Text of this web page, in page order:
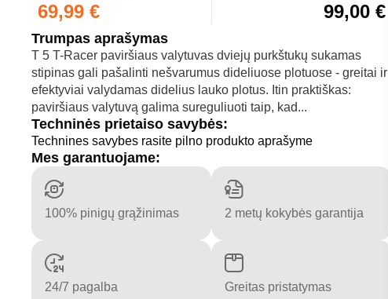
69,99 € 99,00 €
Trumpas aprašymas
T 5 T-Racer paviršiaus valytuvas dviejų purkštukų sukamas
stipinas gali pašalinti nešvarumus dideliuose plotuose - greitai ir
efektyviai valydamas didelius lauko plotus. Itin praktiškas:
paviršiaus valytuvą galima sureguliuoti taip, kad...
Techninės prietaiso savybės:
Technines savybes rasite pilno produkto aprašyme
Mes garantuojame:
100% pinigų grąžinimas 2 metų kokybės garantija
24/7 pagalba Greitas pristatymas